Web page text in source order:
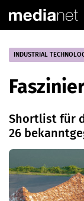
INDUSTRIAL
Shortlist für
26